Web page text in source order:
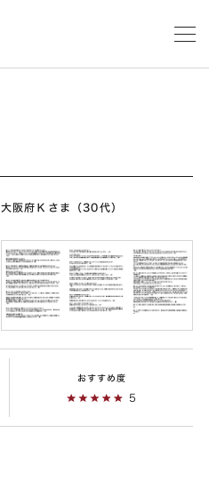
メ
大阪府Ｋさま（30代）
おすすめ度
5